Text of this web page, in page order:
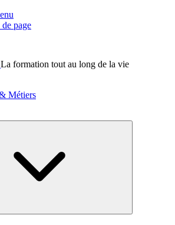
page
La formation tout au long de la vie
Métiers